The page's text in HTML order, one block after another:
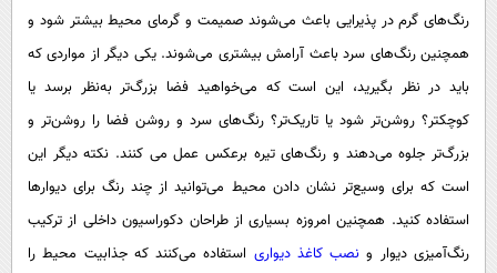
رنگ‌های گرم در پذیرایی باعث می‌شوند صمیمت و گرمای محیط بیشتر شود و
همچنین رنگ‌های سرد باعث آرامش بیشتری می‌شوند. یکی دیگر از مواردی که
باید در نظر بگیرید، این است که می‌خواهید فضا بزرگ‌تر به‌نظر برسد یا
کوچکتر؟ روشن‌تر شود یا تاریک‌تر؟ رنگ‌های سرد و روشن فضا را روشن‌تر و
بزرگ‌تر جلوه می‌دهند و رنگ‌های تیره برعکس عمل می کنند. نکته دیگر این
است که برای وسیع‌تر نشان دادن محیط می‌توانید از چند رنگ برای دیوارها
استفاده کنید. همچنین امروزه بسیاری از طراحان دکوراسیون داخلی از ترکیب
رنگ‌آمیزی دیوار و نصب کاغذ دیواری استفاده می‌کنند که جذابیت محیط را